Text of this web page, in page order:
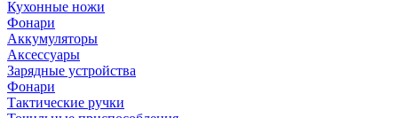
Кухонные ножи
Фонари
Аккумуляторы
Аксессуары
Зарядные устройства
Фонари
Тактические ручки